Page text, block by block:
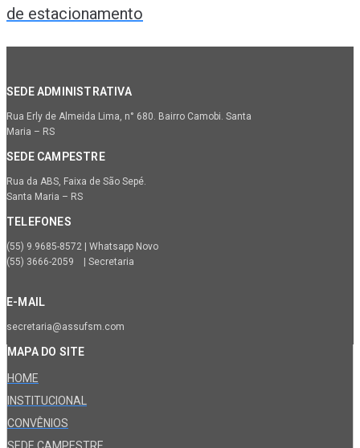
de estacionamento
SEDE ADMINISTRATIVA
Rua Erly de Almeida Lima, n° 680. Bairro Camobi. Santa
Maria – RS
SEDE CAMPESTRE
Rua da ABS, Faixa de São Sepé.
Santa Maria – RS
TELEFONES
(55) 9.9685-8572 | Whatsapp Novo
(55) 3666-2059 | Secretaria
E-MAIL
secretaria@assufsm.com
MAPA DO SITE
HOME
INSTITUCIONAL
CONVÊNIOS